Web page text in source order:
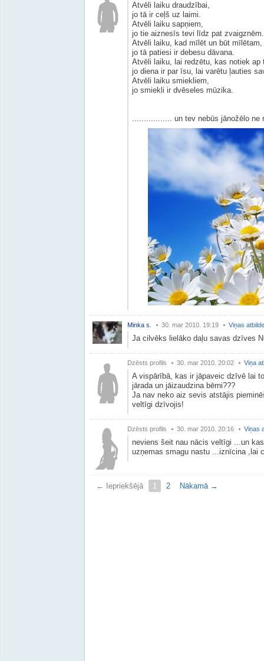
Atvēli laiku draudzībai,
jo tā ir ceļš uz laimi.
Atvēli laiku sapņiem,
jo tie aiznesīs tevi līdz pat zvaigznēm.
Atvēli laiku, kad mīlēt un būt mīlētam,
jo tā patiesi ir debesu dāvana.
Atvēli laiku, lai redzētu, kas notiek ap
jo diena ir par īsu, lai varētu ļauties
Atvēli laiku smiekliem,
jo smiekli ir dvēseles mūzika.
................. un tev nebūs jānožēlo
Minka s. 30. mar 2010. 19:19 Viņas
Ja cilvēks lielāko daļu savas dzīves
Dzēsts profils 30. mar 2010. 20:02 Viņa
A vispārībā, kas ir jāpaveic dzīvē lai
jārada un jāizaudzina bērni???
Ja nav neko aiz sevis atstājis
veltīgi dzīvojis!
Dzēsts profils 30. mar 2010. 20:16 Viņas
neviens šeit nau nācis veltīgi ...un
uzņemas smagu nastu ...iznīcina ,lai
← Iepriekšējā 1 2 Nākamā →